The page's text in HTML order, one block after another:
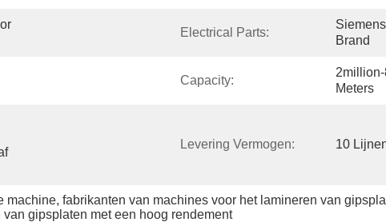
Electrical Parts:
Brand
Capacity:
Meters
Levering Vermogen: 10
machine, fabrikanten van machines voor het lamineren van
gipsplaten met een hoog rendement